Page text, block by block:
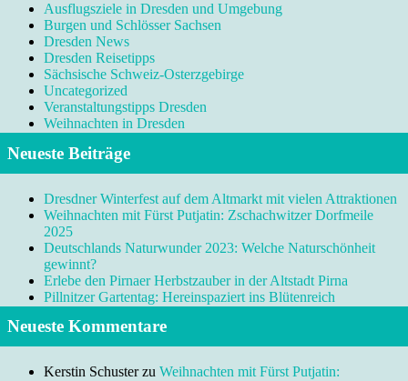
Ausflugsziele in Dresden und Umgebung
Burgen und Schlösser Sachsen
Dresden News
Dresden Reisetipps
Sächsische Schweiz-Osterzgebirge
Uncategorized
Veranstaltungstipps Dresden
Weihnachten in Dresden
Neueste Beiträge
Dresdner Winterfest auf dem Altmarkt mit vielen Attraktionen
Weihnachten mit Fürst Putjatin: Zschachwitzer Dorfmeile
2025
Deutschlands Naturwunder 2023: Welche Naturschönheit
gewinnt?
Erlebe den Pirnaer Herbstzauber in der Altstadt Pirna
Pillnitzer Gartentag: Hereinspaziert ins Blütenreich
Neueste Kommentare
Kerstin Schusterzu Weihnachten mit Fürst Putjatin: